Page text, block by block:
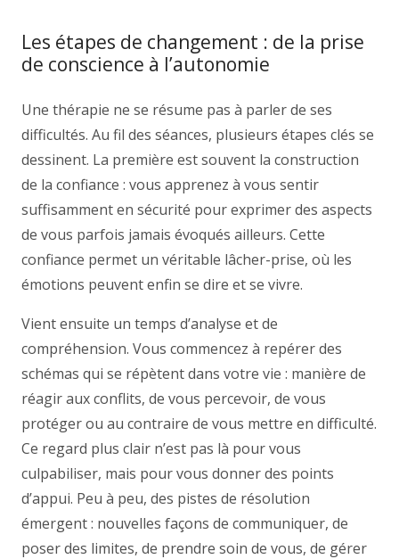
Les étapes de changement : de la prise
de conscience à l’autonomie
Une thérapie ne se résume pas à parler de ses
difficultés. Au fil des séances, plusieurs étapes clés se
dessinent. La première est souvent la construction
de la confiance : vous apprenez à vous sentir
suffisamment en sécurité pour exprimer des aspects
de vous parfois jamais évoqués ailleurs. Cette
confiance permet un véritable lâcher-prise, où les
émotions peuvent enfin se dire et se vivre.
Vient ensuite un temps d’analyse et de
compréhension. Vous commencez à repérer des
schémas qui se répètent dans votre vie : manière de
réagir aux conflits, de vous percevoir, de vous
protéger ou au contraire de vous mettre en difficulté.
Ce regard plus clair n’est pas là pour vous
culpabiliser, mais pour vous donner des points
d’appui. Peu à peu, des pistes de résolution
émergent : nouvelles façons de communiquer, de
poser des limites, de prendre soin de vous, de gérer